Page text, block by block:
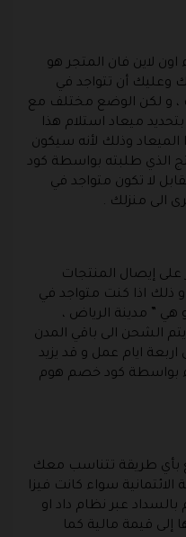
لاين فان المتجر هو
وعليك أن تتواجد في
، و لكن الوضع مختلف مع
ميعاد استلام هذا
الميعاد وذلك لأنه سيكون
الذي طلبته بواسطة كود
و في المقابل لا تكون متواجد في
الى منزلك .
إيصال المنتجات
ذلك اذا كنت متواجد في
هي ” مدينة الرياض ،
يتم الشحن الى باقي المدن
ايام عمل و قد يزيد
بواسطة كود خصم هوم
بأي طريقة تتناسب معك
سواء كانت فيزا
عبر نظام داد او
إلى قيمة مالية كما